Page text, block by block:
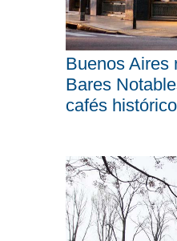
Buenos Aires
Bares
cafés